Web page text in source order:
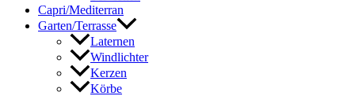
Capri/Mediterran
Garten/Terrasse
Laternen
Windlichter
Kerzen
Körbe